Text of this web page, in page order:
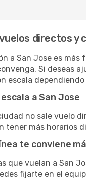
directos y
a San Jose es
Si deseas
escala
a San Jose
no sale vuelo
tener más horarios
te conviene
que vuelan a San
fijarte en el